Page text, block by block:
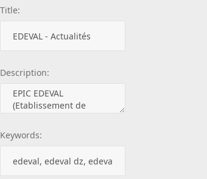
Title:
Description:
Keywords: